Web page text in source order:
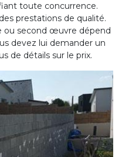
toute concurrence.
prestations de qualité.
ou second œuvre dépend
devez lui demander un
de détails sur le prix.